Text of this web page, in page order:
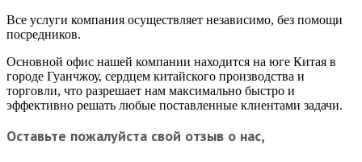
Все услуги компания осуществляет независимо, без помощи
посредников.
Основной офис нашей компании находится на юге Китая в
городе Гуанчжоу, сердцем китайского производства и
торговли, что разрешает нам максимально быстро и
эффективно решать любые поставленные клиентами задачи.
Оставьте пожалуйста свой отзыв о нас,